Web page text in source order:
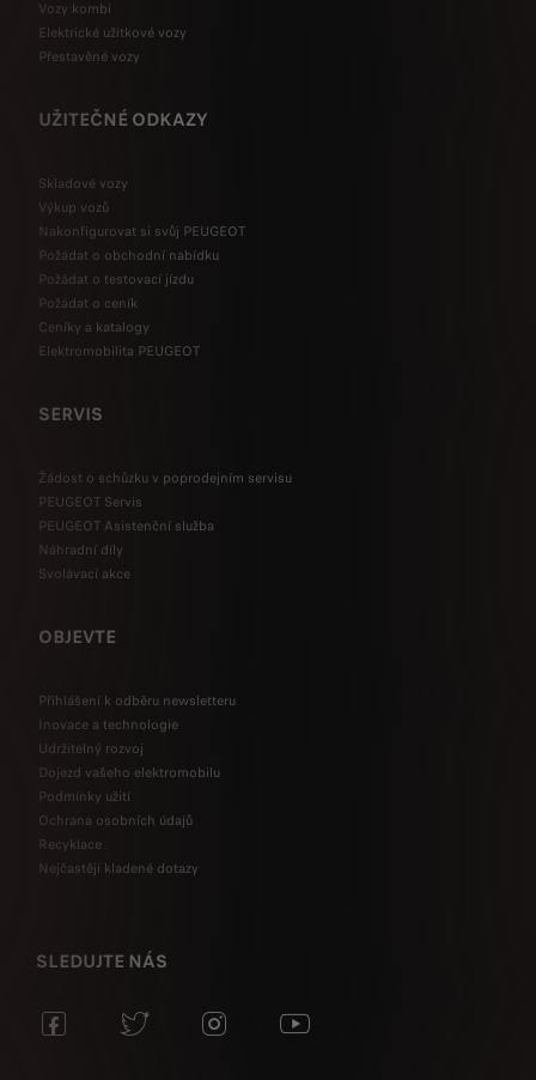
Vozy kombi
Elektrické užitkové vozy
Přestavěné vozy
UŽITEČNÉ ODKAZY
Skladové vozy
Výkup vozů
Nakonfigurovat si svůj PEUGEOT
Požádat o obchodní nabídku
Požádat o testovací jízdu
Požádat o ceník
Ceníky a katalogy
Elektromobilita PEUGEOT
SERVIS
Žádost o schůzku v poprodejním servisu
PEUGEOT Servis
PEUGEOT Asistenční služba
Náhradní díly
Svolávací akce
OBJEVTE
Přihlášení k odběru newsletteru
Inovace a technologie
Udržitelný rozvoj
Dojezd vašeho elektromobilu
Podmínky užití
Ochrana osobních údajů
Recyklace
Nejčastěji kladené dotazy
SLEDUJTE NÁS